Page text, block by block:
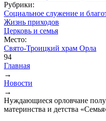
Рубрики:
Социальное служение и
Жизнь приходов
Церковь и семья
Место:
Свято-Троицкий храм Орла
94
Вы здесь
Главная
→
Новости
→
Нуждающиеся орловчане
материнства и детства